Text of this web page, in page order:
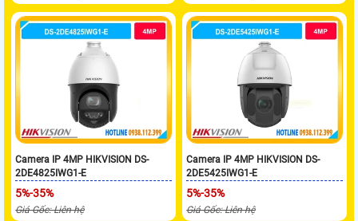
Camera IP 4MP HIKVISION DS-
2DE4825IWG1-E
5%-35%
Giá Gốc: Liên hệ
Camera IP 4MP HIKVISION DS-
2DE5425IWG1-E
5%-35%
Giá Gốc: Liên hệ